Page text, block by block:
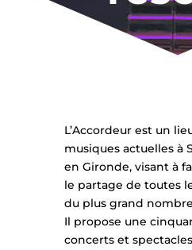
L’Accordeur est un
musiques actuelles à
en Gironde, visant à
le partage de toutes
du plus grand
Il propose une
concerts et